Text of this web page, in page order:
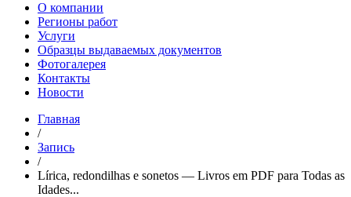
О компании
Регионы работ
Услуги
Образцы выдаваемых документов
Фотогалерея
Контакты
Новости
Главная
/
Запись
/
Lírica, redondilhas e sonetos — Livros em PDF para Todas as
Idades...